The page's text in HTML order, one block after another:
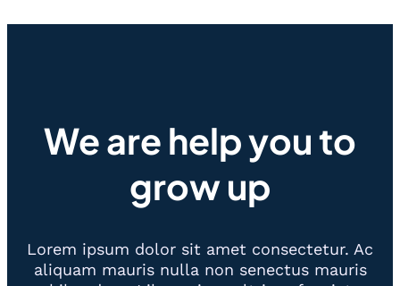
We are help you to
grow up
Lorem ipsum dolor sit amet consectetur. Ac
aliquam mauris nulla non senectus mauris